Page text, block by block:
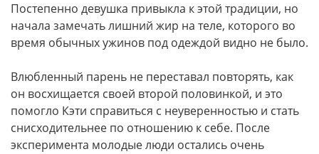
Постепенно девушка привыкла к этой традиции, но
начала замечать лишний жир на теле, которого во
время обычных ужинов под одеждой видно не было.
Влюбленный парень не переставал повторять, как
он восхищается своей второй половинкой, и это
помогло Кэти справиться с неуверенностью и стать
снисходительнее по отношению к себе. После
эксперимента молодые люди остались очень